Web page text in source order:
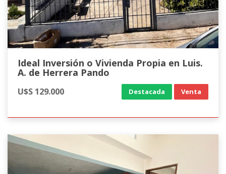
Ideal Inversión o Vivienda Propia en Luis.
A. de Herrera Pando
U$S 129.000 Destacada Venta